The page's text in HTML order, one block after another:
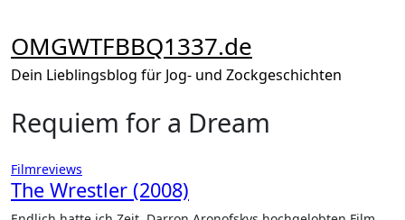
springen
OMGWTFBBQ1337.de
Dein Lieblingsblog für Jog- und Zockgeschichten
Requiem for a Dream
Filmreviews
The Wrestler (2008)